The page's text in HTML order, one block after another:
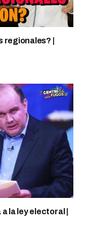
|
la ley electoral |